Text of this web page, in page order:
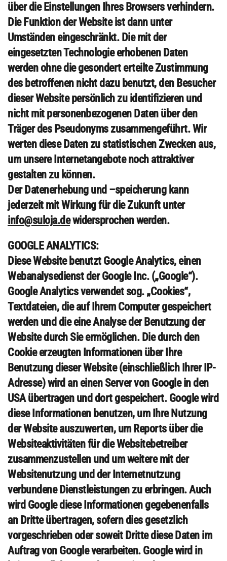
über die Einstellungen Ihres Browsers verhindern.
Die Funktion der Website ist dann unter
Umständen eingeschränkt. Die mit der
eingesetzten Technologie erhobenen Daten
werden ohne die gesondert erteilte Zustimmung
des betroffenen nicht dazu benutzt, den Besucher
dieser Website persönlich zu identifizieren und
nicht mit personenbezogenen Daten über den
Träger des Pseudonyms zusammengeführt. Wir
werten diese Daten zu statistischen Zwecken aus,
um unsere Internetangebote noch attraktiver
gestalten zu können.
Der Datenerhebung und –speicherung kann
jederzeit mit Wirkung für die Zukunft unter
info@suloja.dewidersprochen werden.
GOOGLE ANALYTICS:
Diese Website benutzt Google Analytics, einen
Webanalysedienst der Google Inc. („Google“).
Google Analytics verwendet sog. „Cookies“,
Textdateien, die auf Ihrem Computer gespeichert
werden und die eine Analyse der Benutzung der
Website durch Sie ermöglichen. Die durch den
Cookie erzeugten Informationen über Ihre
Benutzung dieser Website (einschließlich Ihrer IP-
Adresse) wird an einen Server von Google in den
USA übertragen und dort gespeichert. Google wird
diese Informationen benutzen, um Ihre Nutzung
der Website auszuwerten, um Reports über die
Websiteaktivitäten für die Websitebetreiber
zusammenzustellen und um weitere mit der
Websitenutzung und der Internetnutzung
verbundene Dienstleistungen zu erbringen. Auch
wird Google diese Informationen gegebenenfalls
an Dritte übertragen, sofern dies gesetzlich
vorgeschrieben oder soweit Dritte diese Daten im
Auftrag von Google verarbeiten. Google wird in